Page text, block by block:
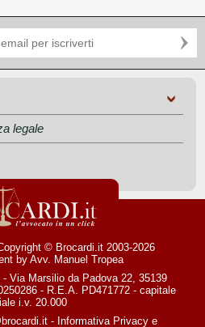
legale
© Brocardi.it 2003-2026
by Avv. Manuel Tropea
Via Marsilio da Padova 22, 35139
- R.E.A. PD471772 - capitale
i.v. 20.000
- Informativa Privacye